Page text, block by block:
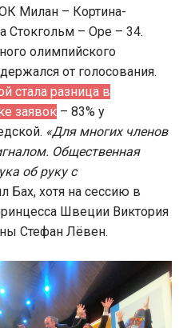
Милан – Кортина-
Стокгольм – Оре – 34.
олимпийского
от голосования.
стала разница в
заявок – 83% у
«Для многих членов
Общественная
об руку с
Бах, хотя на сессию в
Швеции Виктория
Стефан Лёвен.